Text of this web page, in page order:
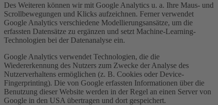
Des Weiteren können wir mit Google Analytics u. a. Ihre Maus- und
Scrollbewegungen und Klicks aufzeichnen. Ferner verwendet
Google Analytics verschiedene Modellierungsansätze, um die
erfassten Datensätze zu ergänzen und setzt Machine-Learning-
Technologien bei der Datenanalyse ein.
Google Analytics verwendet Technologien, die die
Wiedererkennung des Nutzers zum Zwecke der Analyse des
Nutzerverhaltens ermöglichen (z. B. Cookies oder Device-
Fingerprinting). Die von Google erfassten Informationen über die
Benutzung dieser Website werden in der Regel an einen Server von
Google in den USA übertragen und dort gespeichert.